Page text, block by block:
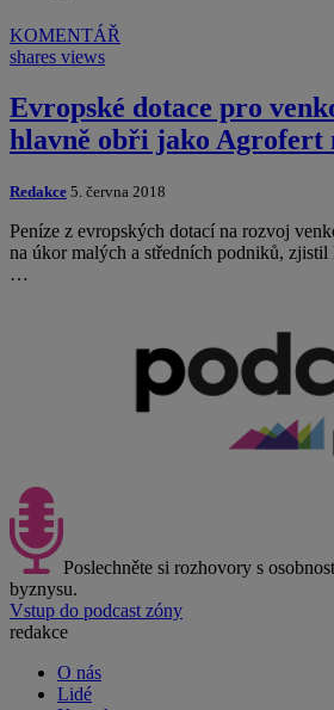
KOMENTÁŘ
shares views
Evropské dotace pro
hlavně obři jako Agrofert
Redakce 5. června 2018
Peníze z evropských dotací na rozvoj
na úkor malých a středních podniků,
…
Poslechněte si rozhovory s
byznysu.
Vstup do podcast zóny
redakce
O nás
Lidé